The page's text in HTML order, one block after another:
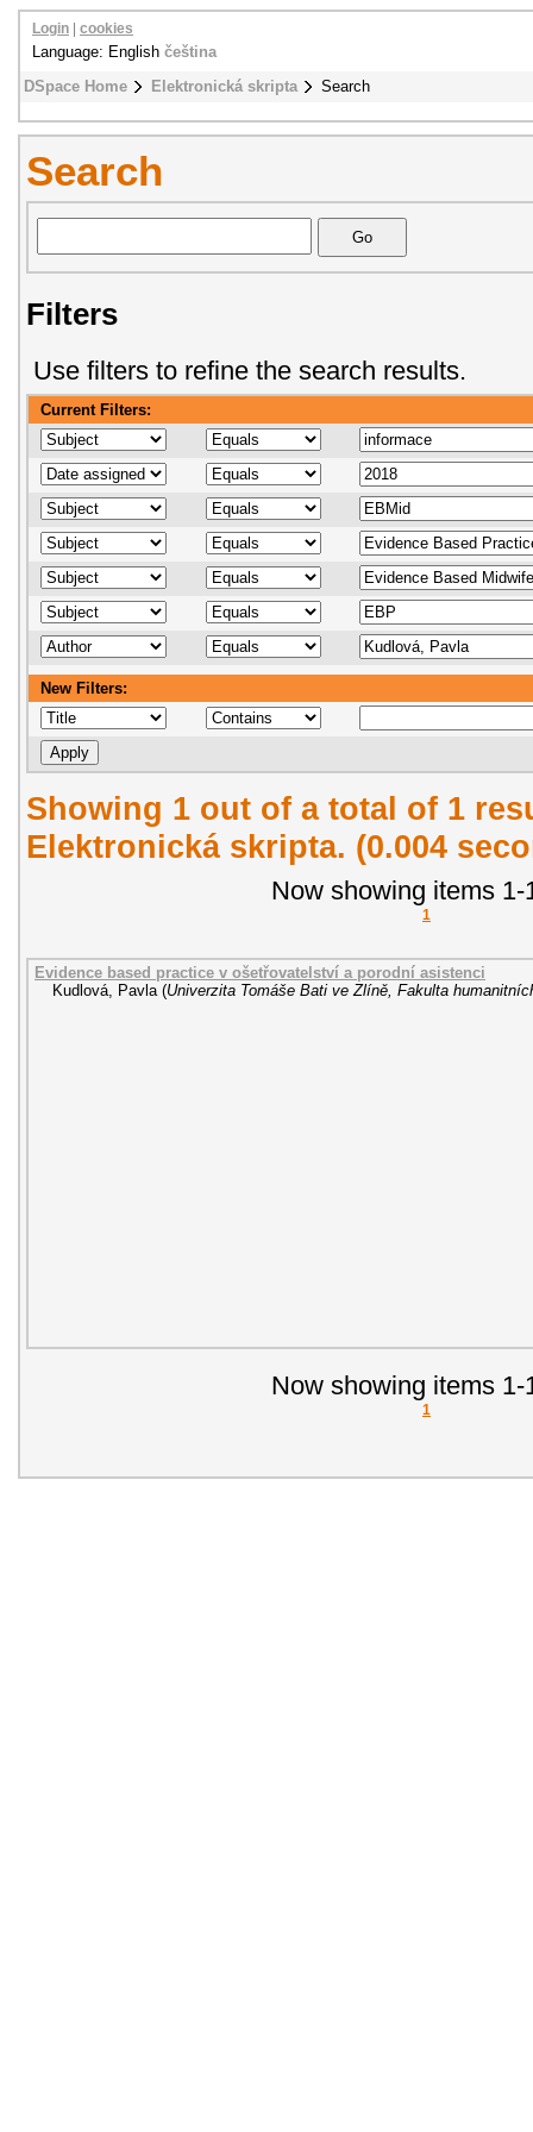
DSpace Home Elektronická skripta Search
Login cookies
Language: English čeština
Search
Filters
Use filters to refine the search results.
Current Filters:
New Filters:
Showing 1 out of a total of 1
Elektronická skripta. (0.004
Now showing items 1-
1
Evidence based practice v ošetřovatelství a porodní asistenci
Kudlová, Pavla (Univerzita Tomáše Bati ve Zlíně, Fakulta
Now showing items 1-
1